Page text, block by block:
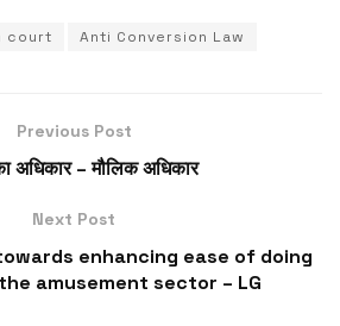
court Anti Conversion Law
Previous Post
अधिकार – मौलिक अधिकार
Next Post
enhancing ease of doing
amusement sector – LG